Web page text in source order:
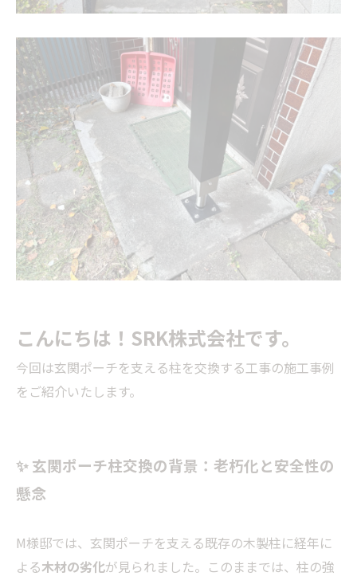
こんにちは！SRK株式会社です。
今回は玄関ポーチを支える柱を交換する工事の施工事例
をご紹介いたします。
✨ 玄関ポーチ柱交換の背景：老朽化と安全性の
懸念
M様邸では、玄関ポーチを支える既存の木製柱に経年に
よる木材の劣化が見られました。このままでは、柱の強